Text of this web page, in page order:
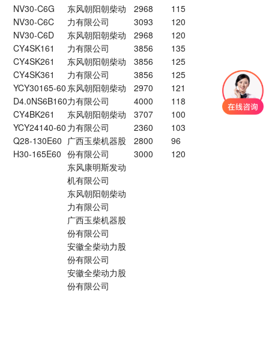
NV30-C6G
NV30-C6C
NV30-C6D
CY4SK161
CY4SK261
CY4SK361
YCY30165-60
D4.0NS6B160
CY4BK261
YCY24140-60
Q28-130E60
H30-165E60
东风朝阳朝柴动
力有限公司
东风朝阳朝柴动
力有限公司
东风朝阳朝柴动
力有限公司
东风朝阳朝柴动
力有限公司
东风朝阳朝柴动
力有限公司
广西玉柴机器股
份有限公司
东风康明斯发动
机有限公司
东风朝阳朝柴动
力有限公司
广西玉柴机器股
份有限公司
安徽全柴动力股
份有限公司
安徽全柴动力股
份有限公司
2968
3093
2968
3856
3856
3856
2970
4000
3707
2360
2800
3000
115
120
120
135
125
125
121
118
100
103
96
120